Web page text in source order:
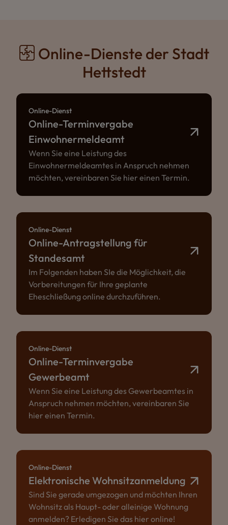
Online-Dienste der Stadt
Hettstedt
Online-Terminvergabe
Einwohnermeldeamt
Online-Dienst
Wenn Sie eine Leistung des
Einwohnermeldeamtes in Anspruch nehmen
möchten, vereinbaren Sie hier einen Termin.
Online-Antragstellung für
Standesamt
Online-Dienst
Im Folgenden haben SIe die Möglichkeit, die
Vorbereitungen für Ihre geplante
Eheschließung online durchzuführen.
Online-Terminvergabe
Gewerbeamt
Online-Dienst
Wenn Sie eine Leistung des Gewerbeamtes in
Anspruch nehmen möchten, vereinbaren Sie
hier einen Termin.
Elektronische Wohnsitzanmeldung
Online-Dienst
Sind Sie gerade umgezogen und möchten Ihren
Wohnsitz als Haupt- oder alleinige Wohnung
anmelden? Erledigen Sie das hier online!